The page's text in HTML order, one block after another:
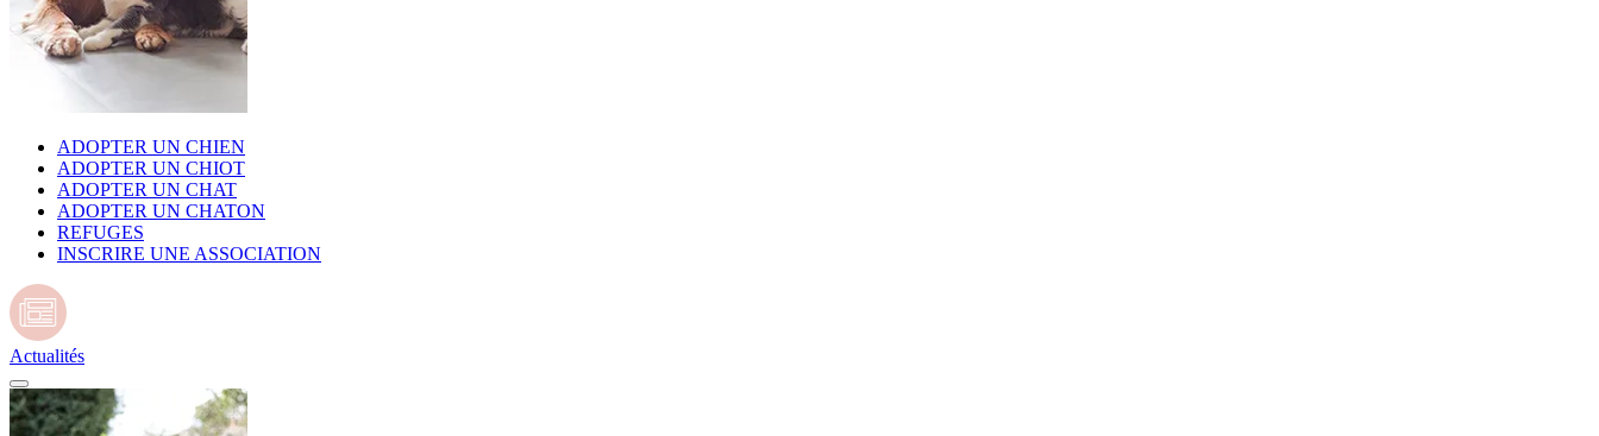
ADOPTER UN CHIEN
ADOPTER UN CHIOT
ADOPTER UN CHAT
ADOPTER UN CHATON
REFUGES
INSCRIRE UNE ASSOCIATION
Actualités